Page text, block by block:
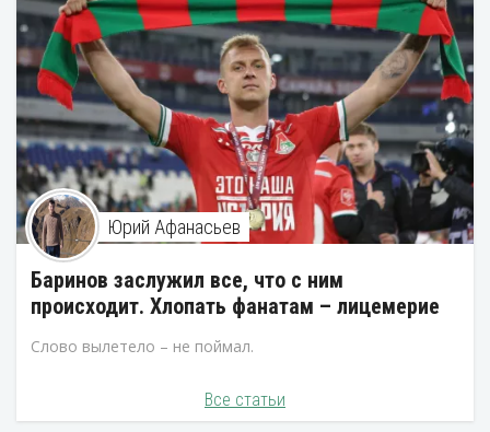
Юрий Афанасьев
Баринов заслужил все, что с ним
происходит. Хлопать фанатам – лицемерие
Слово вылетело – не поймал.
Все статьи